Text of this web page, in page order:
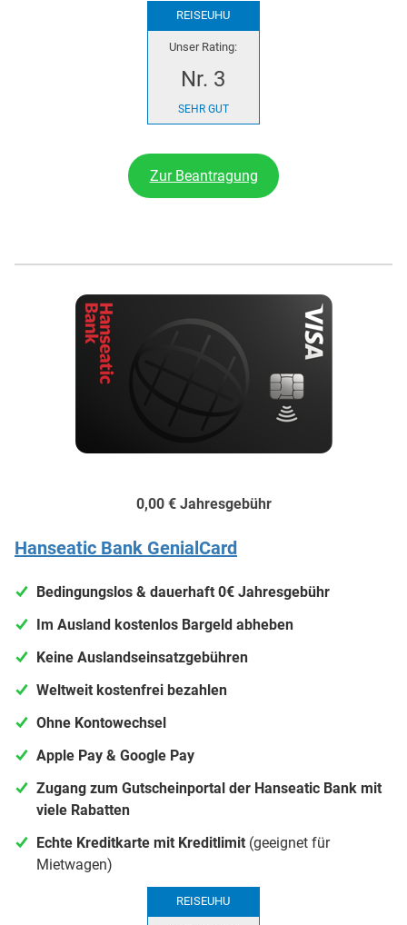
REISEUHU
Unser Rating:
Nr. 3
SEHR GUT
Zur Beantragung
0,00 € Jahresgebühr
Hanseatic Bank GenialCard
Bedingungslos & dauerhaft 0€ Jahresgebühr
Im Ausland kostenlos Bargeld abheben
Keine Auslandseinsatzgebühren
Weltweit kostenfrei bezahlen
Ohne Kontowechsel
Apple Pay & Google Pay
Zugang zum Gutscheinportal der Hanseatic Bank mit
viele Rabatten
Echte Kreditkarte mit Kreditlimit (geeignet für
Mietwagen)
REISEUHU